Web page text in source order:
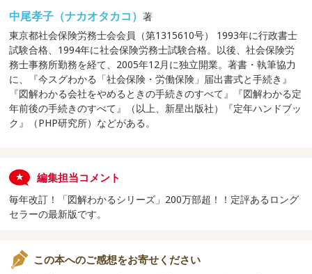
中尾孝子（ナカオタカコ）著
東京都社会保険労務士会会員（第1315610号） 1993年に行政書士
試験合格、1994年に社会保険労務士試験合格。以後、社会保険労
務士事務所勤務を経て、2005年12月に独立開業。著書・執筆協力
に、『今スグわかる「社会保険・労働保険」届出書式と手続き』
『図解わかる会社をやめるときの手続きのすべて』『図解わかる定
年前後の手続きのすべて』（以上、新星出版社）『定年ハンドブッ
ク』（PHP研究所）などがある。
編集担当コメント
毎年改訂！「図解わかるシリーズ」200万部超！！定評あるロング
セラーの最新版です。
この本へのご感想をお寄せください